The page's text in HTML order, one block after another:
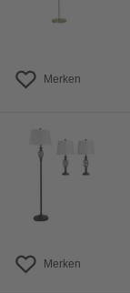
Merken
Merken